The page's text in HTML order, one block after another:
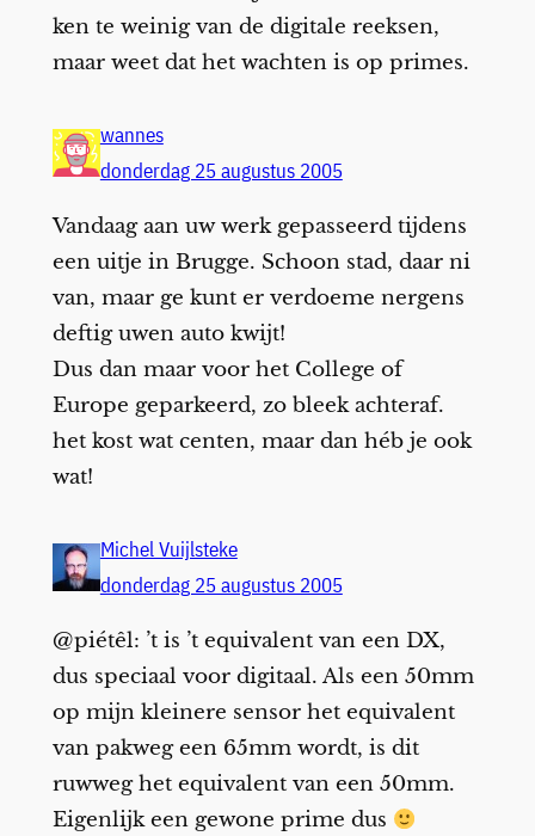
ken te weinig van de digitale reeksen,
maar weet dat het wachten is op primes.
wannes
donderdag 25 augustus 2005
Vandaag aan uw werk gepasseerd tijdens
een uitje in Brugge. Schoon stad, daar ni
van, maar ge kunt er verdoeme nergens
deftig uwen auto kwijt!
Dus dan maar voor het College of
Europe geparkeerd, zo bleek achteraf.
het kost wat centen, maar dan héb je ook
wat!
Michel Vuijlsteke
donderdag 25 augustus 2005
@piétêl: ’t is ’t equivalent van een DX,
dus speciaal voor digitaal. Als een 50mm
op mijn kleinere sensor het equivalent
van pakweg een 65mm wordt, is dit
ruwweg het equivalent van een 50mm.
Eigenlijk een gewone prime dus